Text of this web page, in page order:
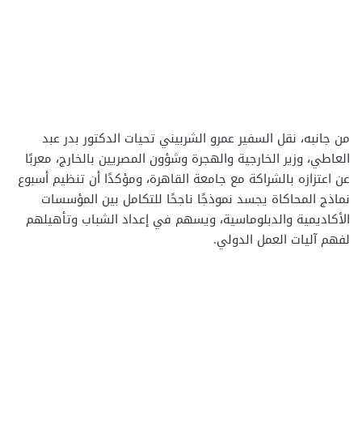
من جانبه، نقل السفير عمرو الشربيني تحيات الدكتور بدر عبد
العاطي، وزير الخارجية والهجرة وشؤون المصريين بالخارج، معربًا
عن اعتزازه بالشراكة مع جامعة القاهرة، ومؤكدًا أن تنظيم أسبوع
نماذج المحاكاة يجسد نموذجًا ناجحًا للتكامل بين المؤسسات
الأكاديمية والدبلوماسية، ويسهم في إعداد الشباب وتأهيلهم
لفهم آليات العمل الدولي.